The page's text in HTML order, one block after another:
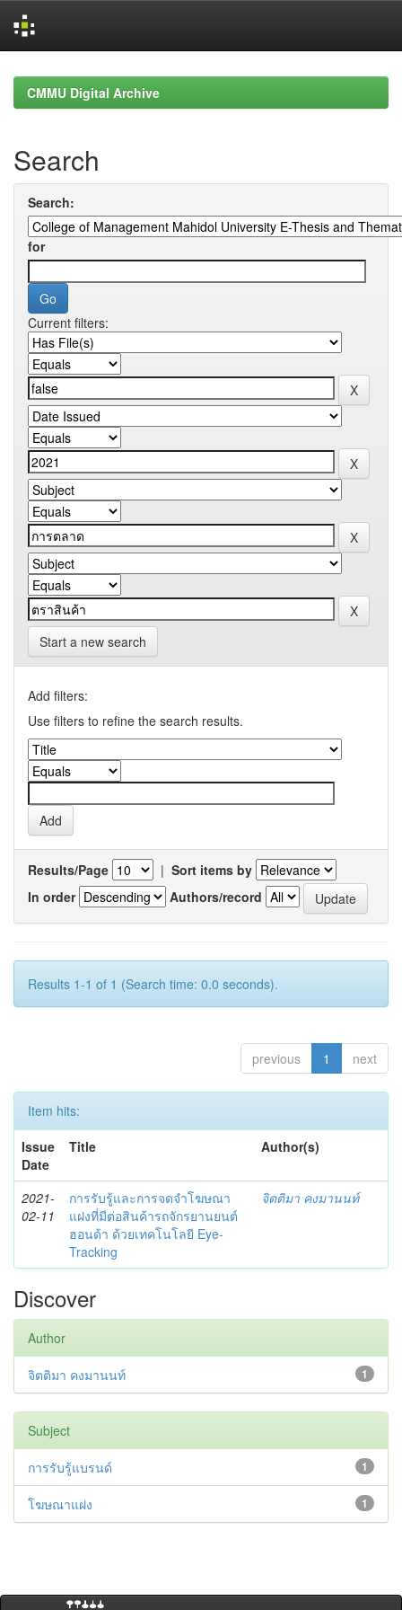
navigationCMMU Digital Archive
Search
Search:
for
Current filters:
Start a new search
Add filters:
Use filters to refine the search results.
Results/Page | Sort items by
In order
Authors/record
Results 1-1 of 1 (Search time: 0.0 seconds).
previous 1 next
Item hits:
Issue
Date
Title Author(s)
2021-
02-11
การรับรู้และการจดจำโฆษณา
แฝงที่มีต่อสินค้ารถจักรยานยนต์
ฮอนด้า ด้วยเทคโนโลยี Eye-
Tracking
จิตติมา คงมานนท์
Discover
Author
1
จิตติมา คงมานนท์
Subject
1
การรับรู้แบรนด์
1
โฆษณาแฝง